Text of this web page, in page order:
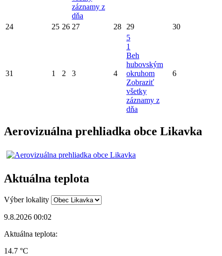
záznamy z
dňa
24 25 26 27 28 29 30
31 1 2 3 4
5
1
Beh
hubovským
okruhom
Zobraziť
všetky
záznamy z
dňa
6
Aerovizuálna prehliadka obce Likavka
Aktuálna teplota
Výber lokality
9.8.2026 00:02
Aktuálna teplota:
14.7 °C